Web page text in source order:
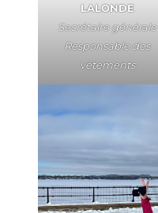
LALONDE
Secrétaire générale
Responsable des
vêtements